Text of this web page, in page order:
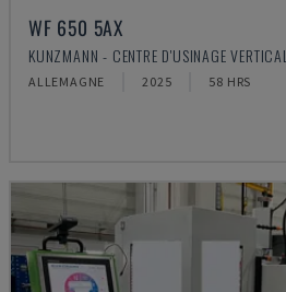
WF 650 5AX
KUNZMANN - CENTRE D'USINAGE VERTICAL
ALLEMAGNE 2025 58 HRS